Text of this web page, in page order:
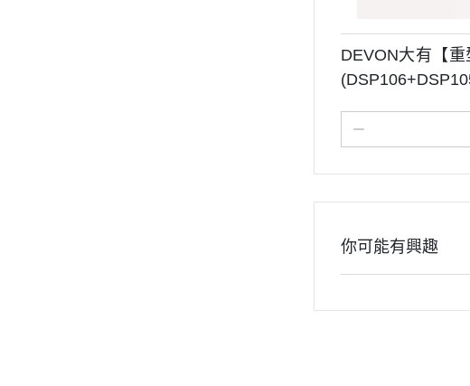
DEVON大有【
你可能有興趣